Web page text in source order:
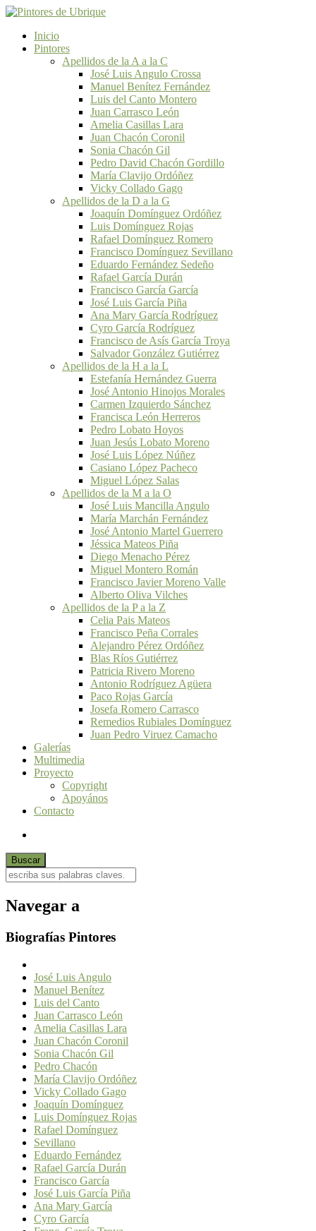
Inicio
Pintores
Apellidos de la A a la C
José Luis Angulo Crossa
Manuel Benítez Fernández
Luis del Canto Montero
Juan Carrasco León
Amelia Casillas Lara
Juan Chacón Coronil
Sonia Chacón Gil
Pedro David Chacón Gordillo
María Clavijo Ordóñez
Vicky Collado Gago
Apellidos de la D a la G
Joaquín Domínguez Ordóñez
Luis Domínguez Rojas
Rafael Domínguez Romero
Francisco Domínguez Sevillano
Eduardo Fernández Sedeño
Rafael García Durán
Francisco García García
José Luis García Piña
Ana Mary García Rodríguez
Cyro García Rodríguez
Francisco de Asís García Troya
Salvador González Gutiérrez
Apellidos de la H a la L
Estefanía Hernández Guerra
José Antonio Hinojos Morales
Carmen Izquierdo Sánchez
Francisca León Herreros
Pedro Lobato Hoyos
Juan Jesús Lobato Moreno
José Luis López Núñez
Casiano López Pacheco
Miguel López Salas
Apellidos de la M a la O
José Luis Mancilla Angulo
María Marchán Fernández
José Antonio Martel Guerrero
Jéssica Mateos Piña
Diego Menacho Pérez
Miguel Montero Román
Francisco Javier Moreno Valle
Alberto Oliva Vilches
Apellidos de la P a la Z
Celia Pais Mateos
Francisco Peña Corrales
Alejandro Pérez Ordóñez
Blas Ríos Gutiérrez
Patricia Rivero Moreno
Antonio Rodríguez Agüera
Paco Rojas García
Josefa Romero Carrasco
Remedios Rubiales Domínguez
Juan Pedro Viruez Camacho
Galerías
Multimedia
Proyecto
Copyright
Apoyános
Contacto
Navegar a
Biografías Pintores
José Luis Angulo
Manuel Benítez
Luis del Canto
Juan Carrasco León
Amelia Casillas Lara
Juan Chacón Coronil
Sonia Chacón Gil
Pedro Chacón
María Clavijo Ordóñez
Vicky Collado Gago
Joaquín Domínguez
Luis Domínguez Rojas
Rafael Domínguez
Sevillano
Eduardo Fernández
Rafael García Durán
Francisco García
José Luis García Piña
Ana Mary García
Cyro García